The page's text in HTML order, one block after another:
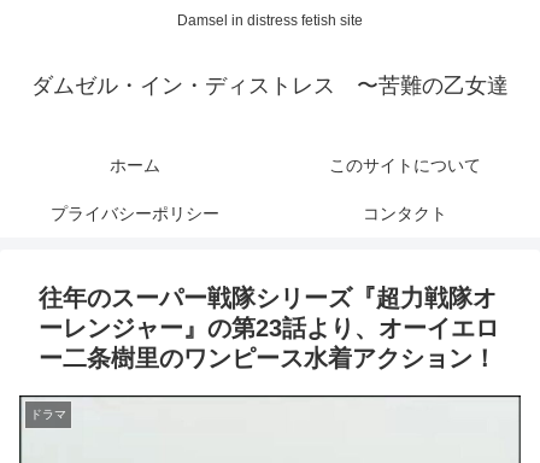
Damsel in distress fetish site
ダムゼル・イン・ディストレス 〜苦難の乙女達
ホーム このサイトについて
プライバシーポリシー コンタクト
往年のスーパー戦隊シリーズ『超力戦隊オ
ーレンジャー』の第23話より、オーイエロ
ー二条樹里のワンピース水着アクション！
ドラマ